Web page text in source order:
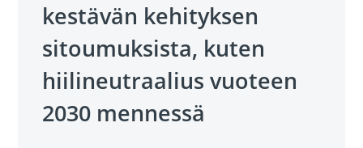
kestävän kehityksen
sitoumuksista, kuten
hiilineutraalius vuoteen
2030 mennessä